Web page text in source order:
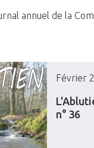
annuel de la
Février
n° 36